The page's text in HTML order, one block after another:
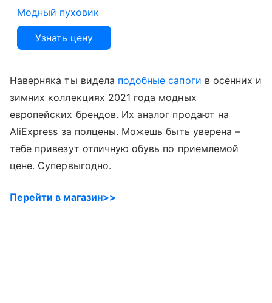
Модный пуховик
Узнать цену
Наверняка ты видела подобные сапоги в осенних и
зимних коллекциях 2021 года модных
европейских брендов. Их аналог продают на
AliExpress за полцены. Можешь быть уверена –
тебе привезут отличную обувь по приемлемой
цене. Супервыгодно.
Перейти в магазин>>